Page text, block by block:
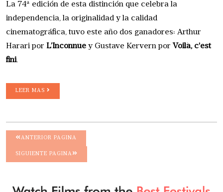
La 74ª edición de esta distinción que celebra la
independencia, la originalidad y la calidad
cinematográfica, tuvo este año dos ganadores: Arthur
Harari por L’Inconnue y Gustave Kervern por Voilà, c'est
fini.
LEER MAS
ANTERIOR PAGINA
SIGUIENTE PAGINA